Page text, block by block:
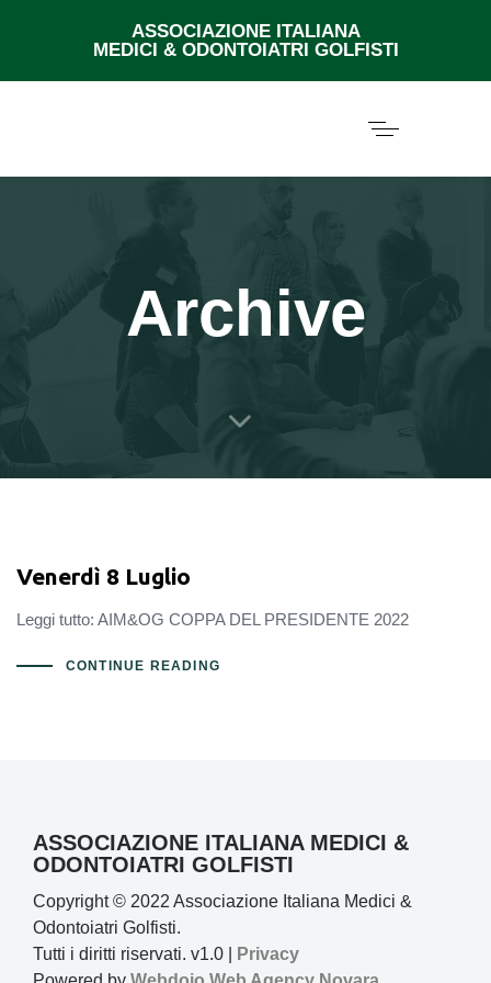
ASSOCIAZIONE ITALIANA
MEDICI & ODONTOIATRI GOLFISTI
Archive
Venerdì 8 Luglio
Leggi tutto: AIM&OG COPPA DEL PRESIDENTE 2022
CONTINUE READING
ASSOCIAZIONE ITALIANA MEDICI &
ODONTOIATRI GOLFISTI
Copyright © 2022 Associazione Italiana Medici &
Odontoiatri Golfisti.
Tutti i diritti riservati. v1.0 |
Privacy